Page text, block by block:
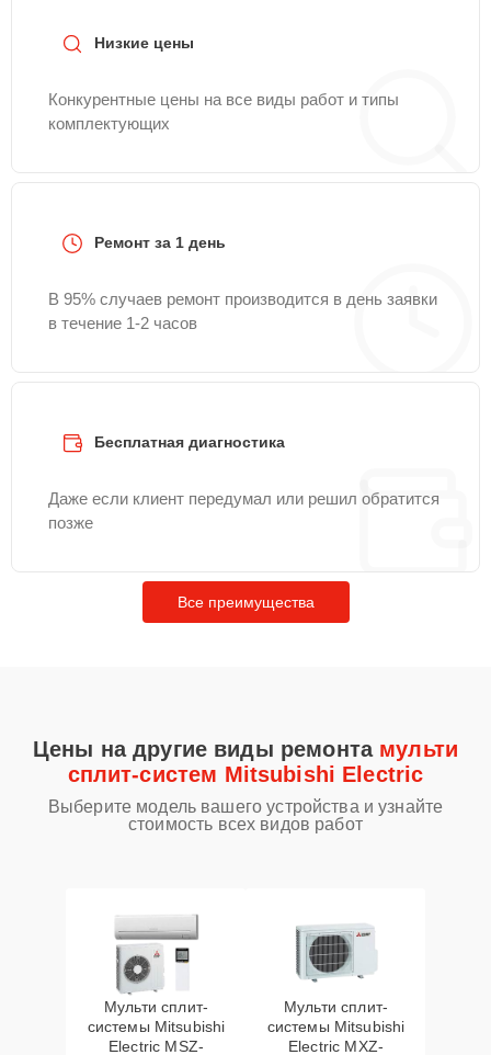
Низкие цены
Конкурентные цены на все виды работ и типы
комплектующих
Ремонт за 1 день
В 95% случаев ремонт производится в день заявки
в течение 1-2 часов
Бесплатная диагностика
Даже если клиент передумал или решил обратится
позже
Все преимущества
Цены на другие виды ремонта мульти
сплит-систем Mitsubishi Electric
Выберите модель вашего устройства и узнайте
стоимость всех видов работ
Мульти сплит-
системы Mitsubishi
Electric MSZ-
Мульти сплит-
системы Mitsubishi
Electric MXZ-